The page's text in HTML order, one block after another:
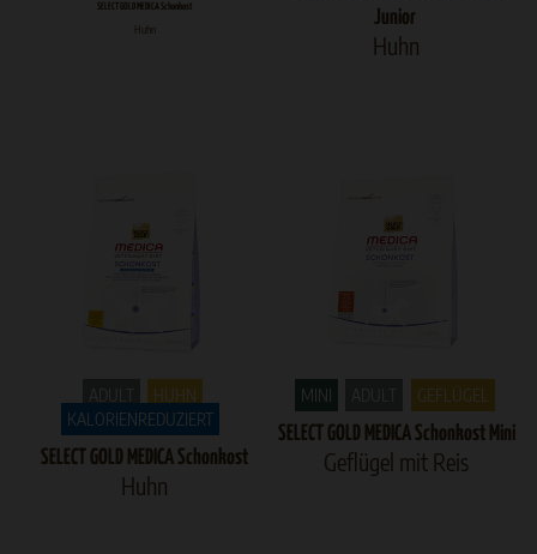
SELECT GOLD MEDICA Schonkost
Huhn
Junior
Huhn
HUHN
KALORIENREDUZIERT
SELECT GOLD MEDICA Schonkost
Huhn
MINI GEFLÜGEL
SELECT GOLD MEDICA Schonkost Mini
Geflügel mit Reis